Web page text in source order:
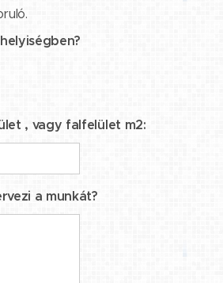
, vagy falfelület m2:
a munkát?